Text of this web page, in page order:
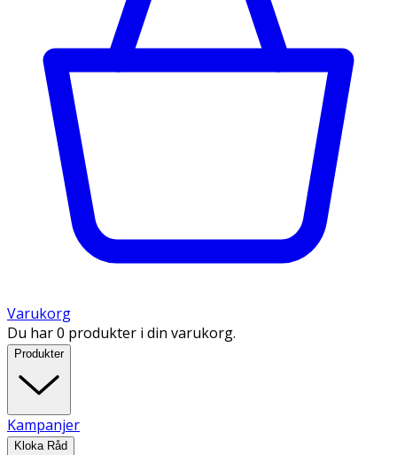
Varukorg
Du har 0 produkter i din varukorg.
Produkter
Kampanjer
Kloka Råd